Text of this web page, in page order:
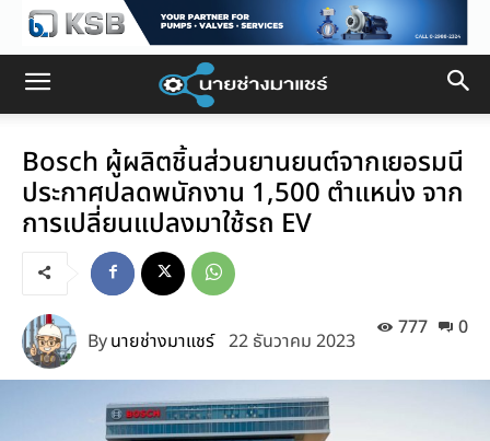
Bosch ผู้ผลิตชิ้นส่วนยานยนต์จากเยอรมนี
ประกาศปลดพนักงาน 1,500 ตำแหน่ง จาก
การเปลี่ยนแปลงมาใช้รถ EV
0
777
Byนายช่างมาแชร์ 22 ธันวาคม 2023